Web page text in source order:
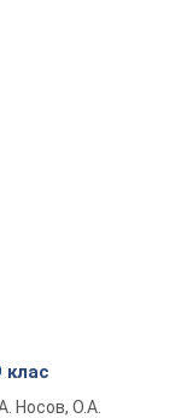
клас
Носов, О.А.